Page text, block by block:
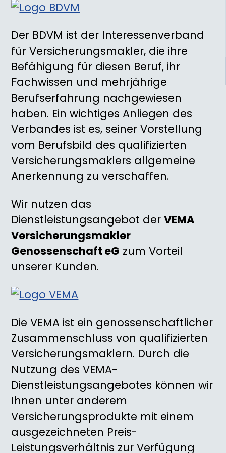
Der BDVM ist der Interessenverband
für Versicherungsmakler, die ihre
Befähigung für diesen Beruf, ihr
Fachwissen und mehrjährige
Berufserfahrung nachgewiesen
haben. Ein wichtiges Anliegen des
Verbandes ist es, seiner Vorstellung
vom Berufsbild des qualifizierten
Versicherungsmaklers allgemeine
Anerkennung zu verschaffen.
Wir nutzen das
Dienstleistungsangebot derVEMA
Versicherungsmakler
Genossenschaft eG zum Vorteil
unserer Kunden.
Die VEMA ist ein genossenschaftlicher
Zusammenschluss von qualifizierten
Versicherungsmaklern. Durch die
Nutzung des VEMA-
Dienstleistungsangebotes können wir
Ihnen unter anderem
Versicherungsprodukte mit einem
ausgezeichneten Preis-
Leistungsverhältnis zur Verfügung